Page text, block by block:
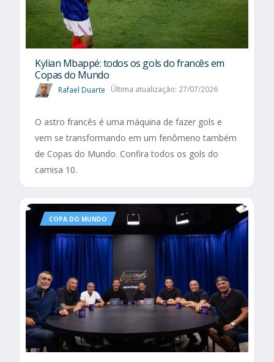
Kylian Mbappé: todos os gols do francês em
Copas do Mundo
Rafael Duarte Última atualização: 27/07/2026
O astro francês é uma máquina de fazer gols e
vem se transformando em um fenômeno também
de Copas do Mundo. Confira todos os gols do
camisa 10.
COPA DO MUNDO